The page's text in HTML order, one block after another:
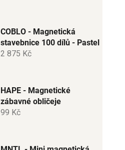
COBLO - Magnetická
stavebnice 100 dílů - Pastel
2 875 Kč
HAPE - Magnetické
zábavné obličeje
99 Kč